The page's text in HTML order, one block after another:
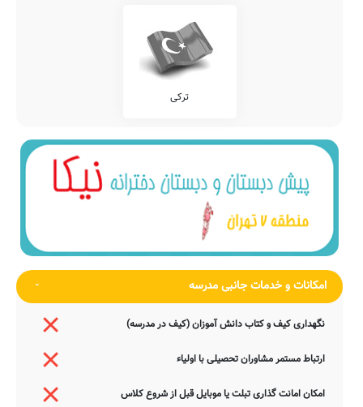
ترکی
امکانات و خدمات جانبی مدرسه
نگهداری کیف و کتاب دانش آموزان (کیف در مدرسه)
ارتباط مستمر مشاوران تحصیلی با اولیاء
امکان امانت گذاری تبلت یا موبایل قبل از شروع کلاس